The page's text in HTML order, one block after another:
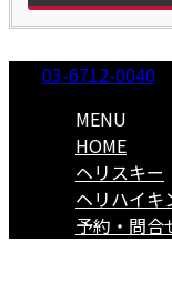
03-6712-0040
MENU
HOME
ヘリスキー
ヘリハイキ
予約・問合